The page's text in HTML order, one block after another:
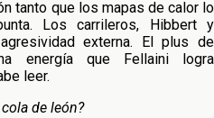
tanto que los mapas de calor lo
Los carrileros, Hibbert y
externa. El plus de
energía que Fellaini logra
leer.
de león?